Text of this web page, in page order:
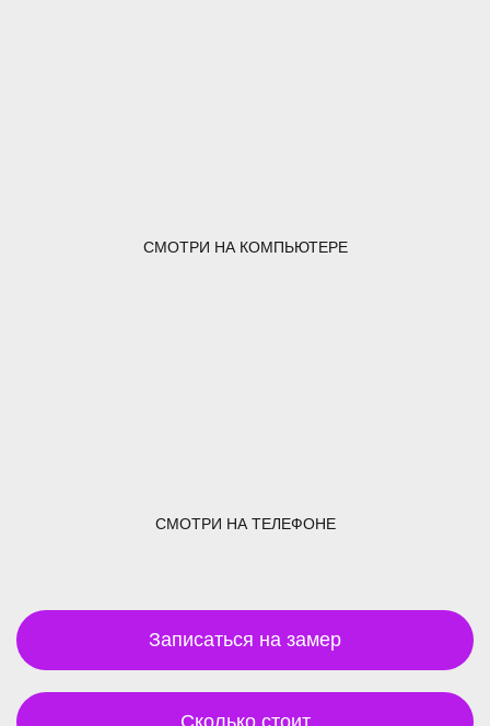
СМОТРИ НА КОМПЬЮТЕРЕ
СМОТРИ НА ТЕЛЕФОНЕ
Записаться на замер
Сколько стоит